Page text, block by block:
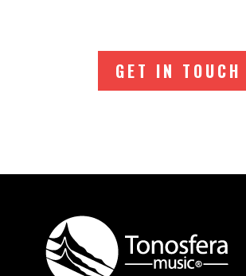
GET IN TOUCH